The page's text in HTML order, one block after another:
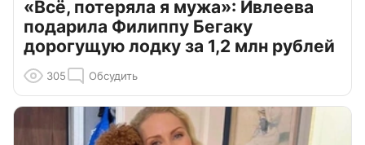
«Всё, потеряла я мужа»: Ивлеева
подарила Филиппу Бегаку
дорогущую лодку за 1,2 млн рублей
305 Обсудить